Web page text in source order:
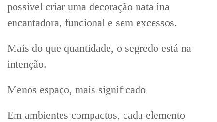
possível criar uma decoração natalina
encantadora, funcional e sem excessos.
Mais do que quantidade, o segredo está na
intenção.
Menos espaço, mais significado
Em ambientes compactos, cada elemento